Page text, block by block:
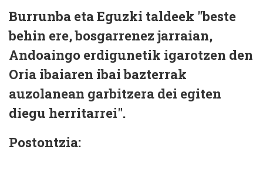
Burrunba eta Eguzki taldeek "beste
behin ere, bosgarrenez jarraian,
Andoaingo erdigunetik igarotzen den
Oria ibaiaren ibai bazterrak
auzolanean garbitzera dei egiten
diegu herritarrei".
Postontzia: